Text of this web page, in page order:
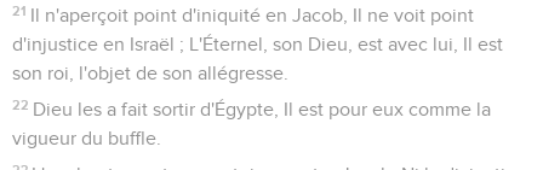
21 Il n'aperçoit point d'iniquité en Jacob, Il ne voit point
d'injustice en Israël ; L'Éternel, son Dieu, est avec lui, Il est
son roi, l'objet de son allégresse.
22 Dieu les a fait sortir d'Égypte, Il est pour eux comme la
vigueur du buffle.